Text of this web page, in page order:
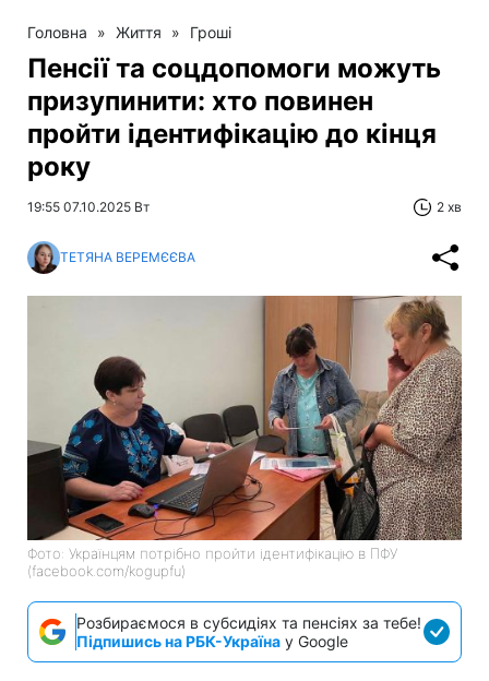
Головна » Життя » Гроші
Пенсії та соцдопомоги можуть
призупинити: хто повинен
пройти ідентифікацію до кінця
року
19:55 07.10.2025 Вт 2 хв
ТЕТЯНА ВЕРЕМЄЄВА
Фото: Українцям потрібно пройти ідентифікацію в ПФУ
(facebook.com/kogupfu)
Розбираємося в субсидіях та пенсіях за тебе!
Підпишись на РБК-Україна у Google